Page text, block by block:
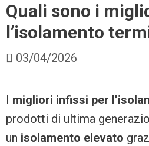
Quali sono i
l’isolamento
03/04/2026
I migliori infissi per
prodotti di ultima
un isolamento elevato